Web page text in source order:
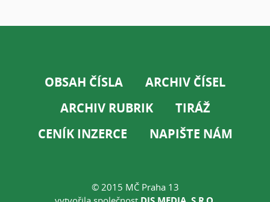
OBSAH ČÍSLA
ARCHIV ČÍSEL
ARCHIV RUBRIK
TIRÁŽ
CENÍK INZERCE
NAPIŠTE NÁM
© 2015 MČ Praha 13